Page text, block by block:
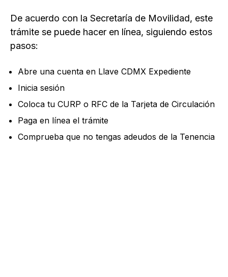
De acuerdo con la Secretaría de Movilidad, este
trámite se puede hacer en línea, siguiendo estos
pasos:
Abre una cuenta en Llave CDMX Expediente
Inicia sesión
Coloca tu CURP o RFC de la Tarjeta de Circulación
Paga en línea el trámite
Comprueba que no tengas adeudos de la Tenencia